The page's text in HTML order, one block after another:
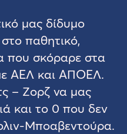
μας δίδυμο
παθητικό,
που σκόραρε στα
ΑΕΛ και ΑΠΟΕΛ.
– Ζορζ να μας
και το 0 που δεν
Μποαβεντούρα.